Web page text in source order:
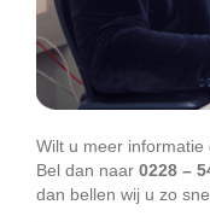
Wilt u meer
Bel dan naar 0228 –
dan bellen wij u zo